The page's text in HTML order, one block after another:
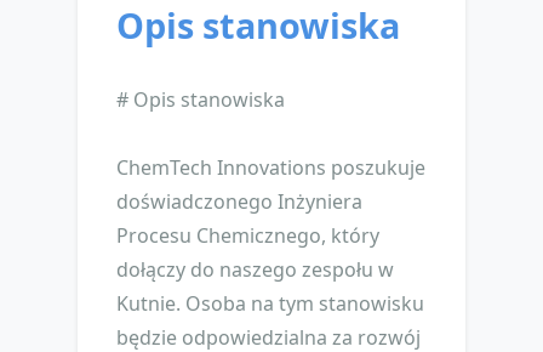
Opis stanowiska
# Opis stanowiska
ChemTech Innovations poszukuje
doświadczonego Inżyniera
Procesu Chemicznego, który
dołączy do naszego zespołu w
Kutnie. Osoba na tym stanowisku
będzie odpowiedzialna za rozwój